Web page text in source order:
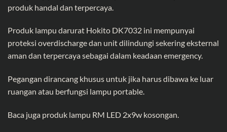
produk handal dan terpercaya.
Produk lampu darurat Hokito DK7032 ini mempunyai
proteksi overdischarge dan unit dilindungi sekering eksternal
aman dan terpercaya sebagai dalam keadaan emergency.
Pegangan dirancang khusus untuk jika harus dibawa ke luar
ruangan atau berfungsi lampu portable.
Baca juga produk lampu RM LED 2x9w kosongan.